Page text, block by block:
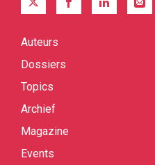
Quick
Auteurs
Dossiers
Topics
Archief
Magazine
Events